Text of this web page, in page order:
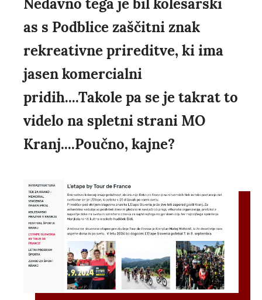
Nedavno tega je bil kolesarski
as s Podblice zaščitni znak
rekreativne prireditve, ki ima
jasen komercialni
pridih....Takole pa se je takrat to
videlo na spletni strani MO
Kranj....Poučno, kajne?